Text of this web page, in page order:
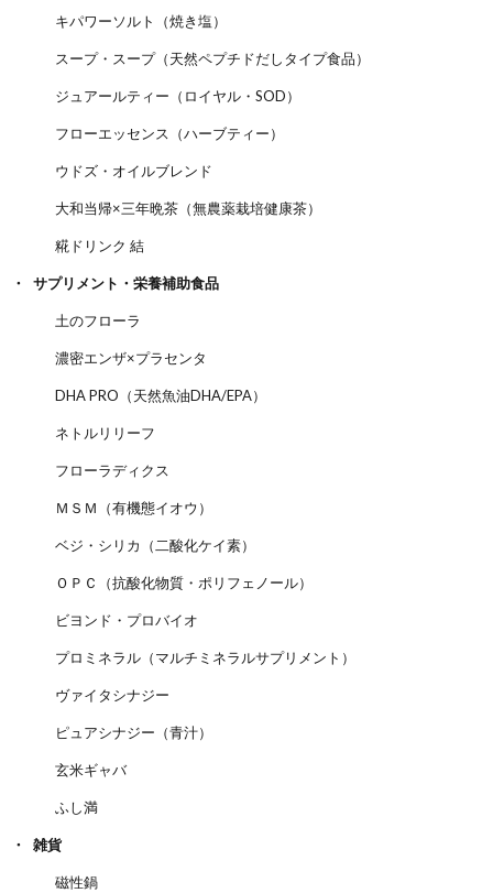
キパワーソルト（焼き塩）
スープ・スープ（天然ペプチドだしタイプ食品）
ジュアールティー（ロイヤル・SOD）
フローエッセンス（ハーブティー）
ウドズ・オイルブレンド
大和当帰×三年晩茶（無農薬栽培健康茶）
糀ドリンク 結
サプリメント・栄養補助食品
土のフローラ
濃密エンザ×プラセンタ
DHA PRO（天然魚油DHA/EPA）
ネトルリリーフ
フローラディクス
ＭＳＭ（有機態イオウ）
ベジ・シリカ（二酸化ケイ素）
ＯＰＣ（抗酸化物質・ポリフェノール）
ビヨンド・プロバイオ
プロミネラル（マルチミネラルサプリメント）
ヴァイタシナジー
ピュアシナジー（青汁）
玄米ギャバ
ふし満
雑貨
磁性鍋